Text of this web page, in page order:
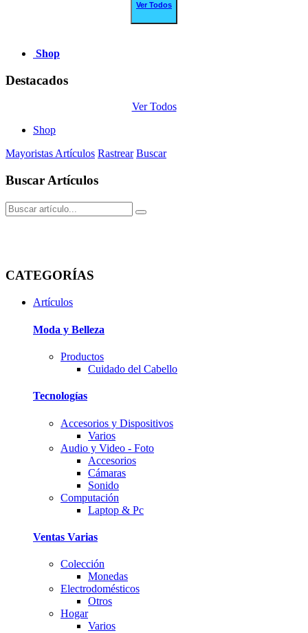
Ver Todos
Shop
Destacados
Ver Todos
Shop
Mayoristas Artículos Rastrear Buscar
Buscar Artículos
CATEGORÍAS
Artículos
Moda y Belleza
Productos
Cuidado del Cabello
Tecnologí­as
Accesorios y Dispositivos
Varios
Audio y Video - Foto
Accesorios
Cámaras
Sonido
Computación
Laptop & Pc
Ventas Varias
Colección
Monedas
Electrodomésticos
Otros
Hogar
Varios